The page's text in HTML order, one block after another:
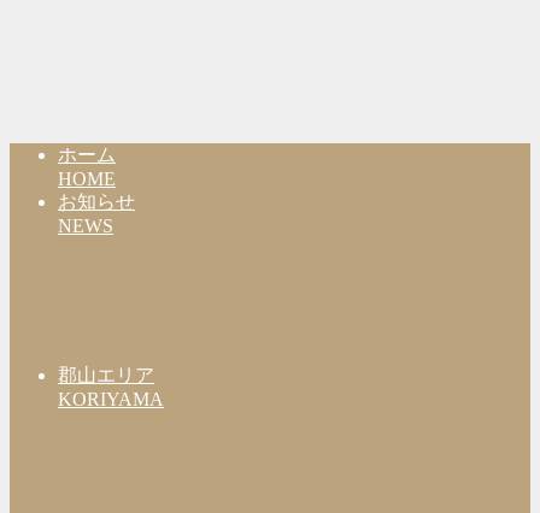
ホーム
HOME
お知らせ
NEWS
郡山エリア
KORIYAMA